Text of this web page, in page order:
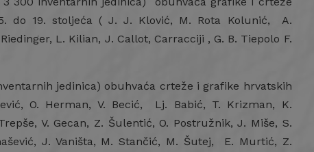
do 19. stoljeća ( J. J. Klović, M. Rota Kolunić, A.
L. Kilian, J. Callot, Carracciji , G. B. Tiepolo F.
jedinica) obuhvaća crteže i grafike hrvatskih
O. Herman, V. Becić, Lj. Babić, T. Krizman, K.
V. Gecan, Z. Šulentić, O. Postružnik, J. Miše, S.
J. Vaništa, M. Stančić, M. Šutej, E. Murtić, Z.